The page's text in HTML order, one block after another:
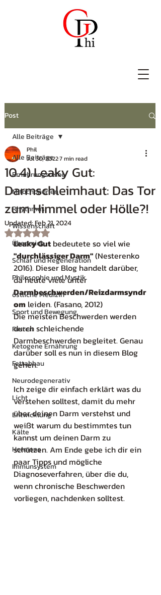
Post
Alle Beiträge
Ernährungsreihe
Mitochondrien
Rhythmus
Wissenschaft
Über mich
Schlaf und Regeneration
Philosophie und Mystik
östliche Medizin
Sport und Bewegung
Fasten
Ketogene Ernährung
Fettabbau
Neurodegenerativ
Licht
Entwicklung
Kälte
Hormone
Immunsystem
Alle Beiträge
10.4) Leaky Gut:
Darmschleimhaut: Das Tor
zum Himmel oder Hölle?!
Phil
Jul 30, 20227 min read
Updated:Feb 21, 2024
Rated NaN out of 5 stars.
Leaky Gut bedeutete so viel wie
"durchlässiger Darm" (Nesterenko
2016). Dieser Blog handelt darüber,
da heute viele unter
Darmbeschwerden/Reizdarmsyndr
om leiden. (Fasano, 2012)
Die meisten Beschwerden werden
durch schleichende
Darmbeschwerden begleitet. Genau
darüber soll es nun in diesem Blog
gehen.
Ich zeige dir einfach erklärt was du
verstehen solltest, damit du mehr
über deinen Darm verstehst und
weißt warum du bestimmtes tun
kannst um deinen Darm zu
schützen. Am Ende gebe ich dir ein
paar Tipps und mögliche
Diagnoseverfahren, über die du,
wenn chronische Beschwerden
vorliegen, nachdenken solltest.